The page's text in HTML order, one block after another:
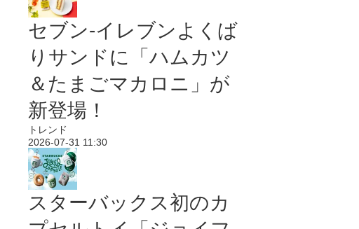
セブン‐イレブンよくば
りサンドに「ハムカツ
＆たまごマカロニ」が
新登場！
トレンド
2026-07-31 11:30
スターバックス初のカ